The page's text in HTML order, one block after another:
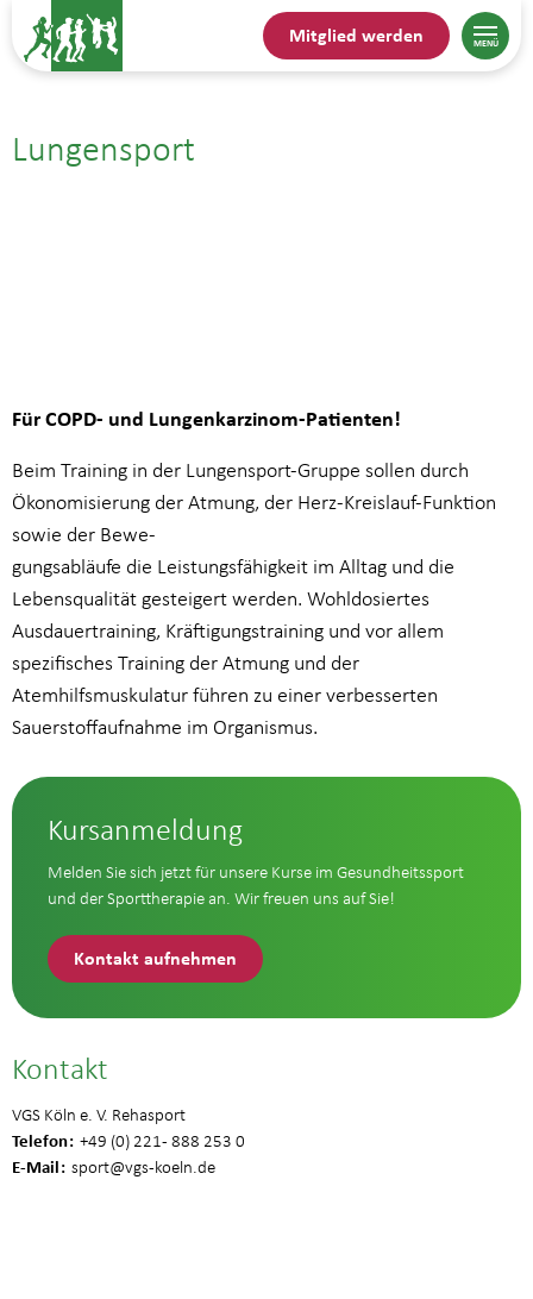
Mitglied werden
Lungensport
13.01.| 10:00 bis
Für COPD- und Lungenkarzinom-Patienten!
Beim Training in der Lungensport-Gruppe sollen durch
Ökonomisierung der Atmung, der Herz-Kreislauf-Funktion
sowie der Bewe-
gungsabläufe die Leistungsfähigkeit im Alltag und die
Lebensqualität gesteigert werden. Wohldosiertes
Ausdauertraining, Kräftigungstraining und vor allem
spezifisches Training der Atmung und der
Atemhilfsmuskulatur führen zu einer verbesserten
Sauerstoffaufnahme im Organismus.
Kursanmeldung
Melden Sie sich jetzt für unsere Kurse im Gesundheitssport
und der Sporttherapie an. Wir freuen uns auf Sie!
Kontakt aufnehmen
Kontakt
VGS Köln e. V. Rehasport
Telefon +49 (0) 221 - 888 253 0
E-Mail sport@vgs-koeln.de